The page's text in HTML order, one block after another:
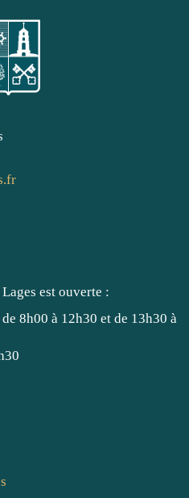
est ouverte :
8h00 à 12h30 et de 13h30 à